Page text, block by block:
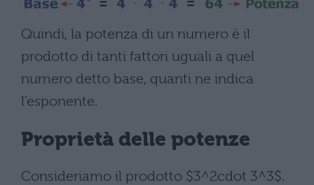
Quindi, la potenza di un numero è il
prodotto di tanti fattori uguali a quel
numero detto base, quanti ne indica
l’esponente.
Proprietà delle potenze
Consideriamo il prodotto $3^2cdot 3^3$.